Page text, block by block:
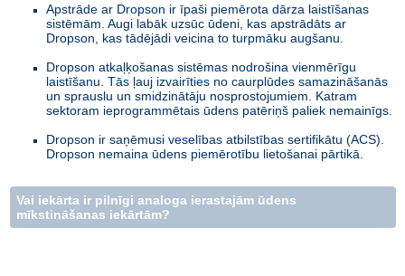
Apstrāde ar Dropson ir īpaši piemērota dārza laistīšanas
sistēmām. Augi labāk uzsūc ūdeni, kas apstrādāts ar
Dropson, kas tādējādi veicina to turpmāku augšanu.
Dropson atkaļķošanas sistēmas nodrošina vienmērīgu
laistīšanu. Tās ļauj izvairīties no caurplūdes samazināšanās
un sprauslu un smidzinātāju nosprostojumiem. Katram
sektoram ieprogrammētais ūdens patēriņš paliek nemainīgs.
Dropson ir saņēmusi veselības atbilstības sertifikātu (ACS).
Dropson nemaina ūdens piemērotību lietošanai pārtikā.
Vai iekārta ir pilnīgi analoga ierastajām ūdens
mīkstināšanas iekārtām?